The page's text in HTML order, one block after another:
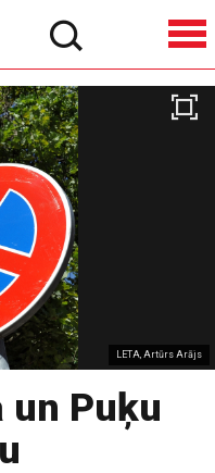
LETA, Artūrs Arājs
un Puķu